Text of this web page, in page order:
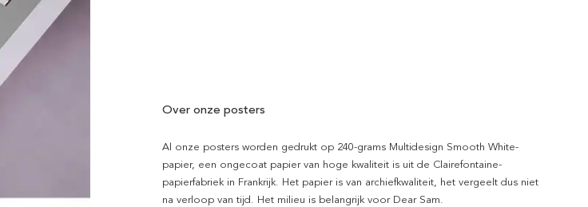
Over onze posters
Al onze posters worden gedrukt op 240-grams Multidesign Smooth White-
papier, een ongecoat papier van hoge kwaliteit is uit de Clairefontaine-
papierfabriek in Frankrijk. Het papier is van archiefkwaliteit, het vergeelt dus niet
na verloop van tijd. Het milieu is belangrijk voor Dear Sam.